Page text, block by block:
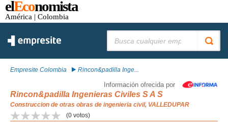
elEconomista
América | Colombia
Empresite Colombia Rincon&padilla Inge...
Información ofrecida por
Rincon&padilla Ingenieras Civiles S A S
Construccion de otras obras de ingenieria civil, VALLEDUPAR
(0 votos)